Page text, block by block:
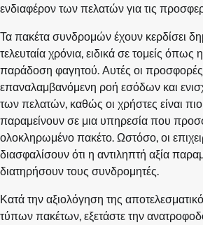
ενδιαφέρον των πελατών για τις
Τα πακέτα συνδρομών έχουν κερδίσει
τελευταία χρόνια, ειδικά σε τομείς όπως
παράδοση φαγητού. Αυτές οι
επαναλαμβανόμενη ροή εσόδων και
των πελατών, καθώς οι χρήστες είναι
παραμείνουν σε μια υπηρεσία που
ολοκληρωμένο πακέτο. Ωστόσο, οι
διασφαλίσουν ότι η αντιληπτή αξία
διατηρήσουν τους συνδρομητές.
Κατά την αξιολόγηση της
τύπων πακέτων, εξετάστε την